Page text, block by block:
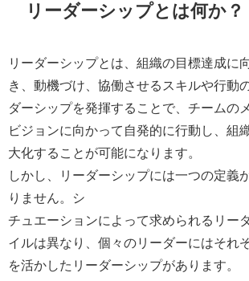
リーダーシップとは何か？
リーダーシップとは、組織の目標達成に
き、動機づけ、協働させるスキルや行動
ダーシップを発揮することで、チームの
ビジョンに向かって自発的に行動し、組
大化することが可能になります。
しかし、リーダーシップには一つの定義
りません。シ
チュエーションによって求められるリー
イルは異なり、個々のリーダーにはそれ
を活かしたリーダーシップがあります。